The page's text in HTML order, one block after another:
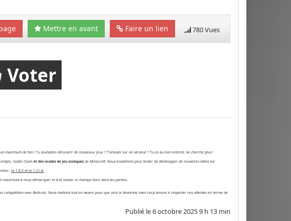
Mettre en avant Faire un lien 780 Vues
Voter
maximum de fun ! Tu souhaites découvrir de nouveaux jeux ? T’amuser sur un serveur ? Tu es au bon endroit, ne cherche plus !
Castle Clash et des modes de jeu iconiquesde Minecraft. Nous travaillons pour tenter de développer de nouvelles idées sur
: la 1.8.9 et la 1.21.8.
maximum à nous démarquer et à te laisser le champs libre dans tes parties.
avec Bedrock. Nous mettons tout en œuvre pour que cela le devienne mais nous tenons à respecter nos attentes en terme de
Publié le6 octobre 2025 9 h 13 min